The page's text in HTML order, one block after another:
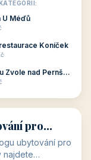
v ČR. Budete
U Méďů
Koníček
Šikland u Zvole nad Pernštejnem
33 objektů
pro
ubytování pro
najdete